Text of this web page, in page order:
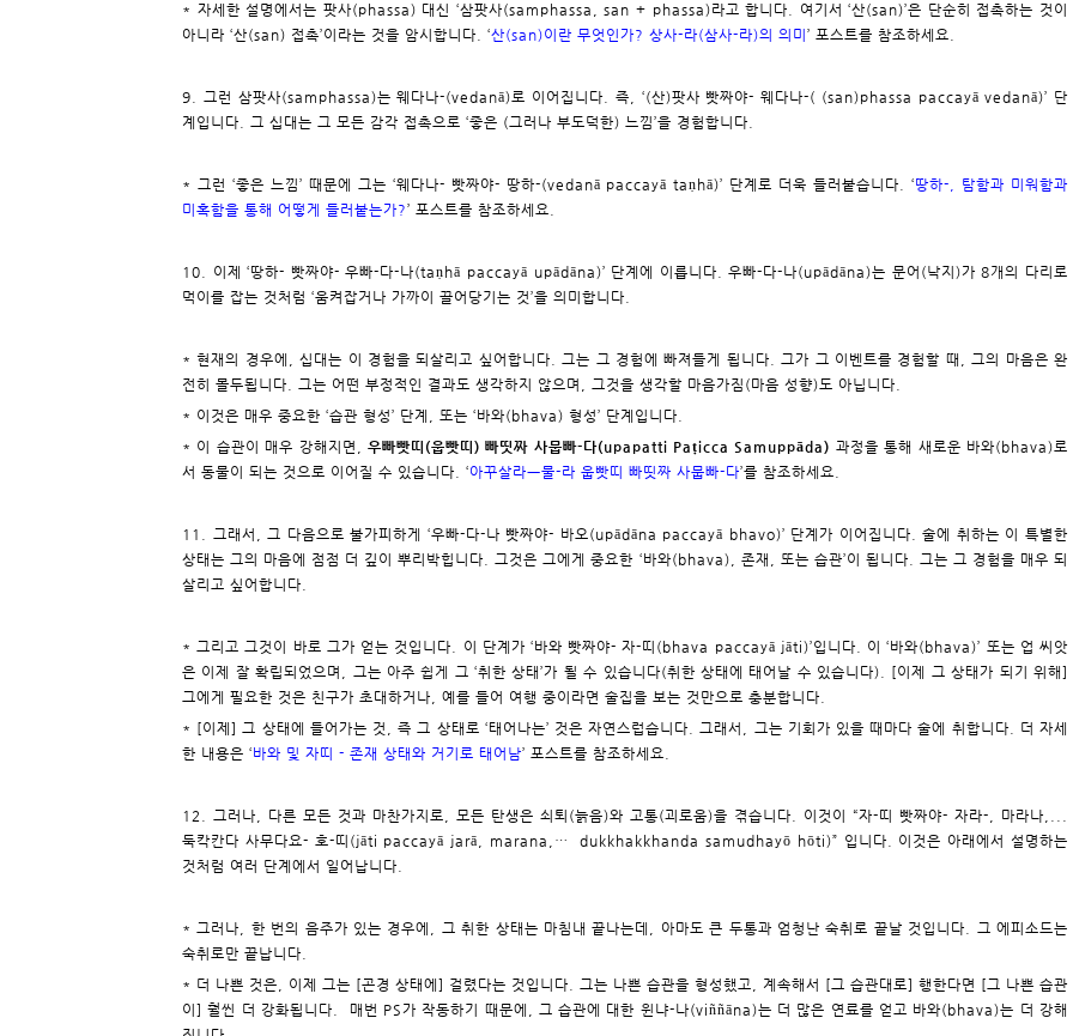
* 자세한 설명에서는 팟사(phassa) 대신 ‘삼팟사(samphassa, san + phassa)라고 합니다. 여기서 ‘산(san)’은 단순히 접촉하는 것이
아니라 ‘산(san) 접촉’이라는 것을 암시합니다. ‘산(san)이란 무엇인가? 상사-라(삼사-라)의 의미 ’ 포스트를 참조하세요.
9. 그런 삼팟사(samphassa)는 웨다나-(vedanā)로 이어집니다. 즉, ‘(산)팟사 빳짜야- 웨다나-( (san)phassa paccayā vedanā)’ 단
계입니다. 그 십대는 그 모든 감각 접촉으로 ‘좋은 (그러나 부도덕한) 느낌’을 경험합니다.
* 그런 ‘좋은 느낌’ 때문에 그는 ‘웨다나- 빳짜야- 땅하-(vedanā paccayā taṇhā)’ 단계로 더욱 들러붙습니다. ‘땅하-, 탐함과 미워함과
미혹함을 통해 어떻게 들러붙는가?’ 포스트를 참조하세요.
10. 이제 ‘땅하- 빳짜야- 우빠-다-나(taṇhā paccayā upādāna)’ 단계에 이릅니다. 우빠-다-나(upādāna)는 문어(낙지)가 8개의 다리로
먹이를 잡는 것처럼 ‘움켜잡거나 가까이 끌어당기는 것’을 의미합니다.
* 현재의 경우에, 십대는 이 경험을 되살리고 싶어합니다. 그는 그 경험에 빠져들게 됩니다. 그가 그 이벤트를 경험할 때, 그의 마음은 완
전히 몰두됩니다. 그는 어떤 부정적인 결과도 생각하지 않으며, 그것을 생각할 마음가짐(마음 성향)도 아닙니다.
* 이것은 매우 중요한 ‘습관 형성’ 단계, 또는 ‘바와(bhava) 형성’ 단계입니다.
* 이 습관이 매우 강해지면, 우빠빳띠(웁빳띠) 빠띳짜 사뭅빠-다(upapatti Paṭicca Samuppāda) 과정을 통해 새로운 바와(bhava)로
서 동물이 되는 것으로 이어질 수 있습니다. ‘아꾸살라ㅡ물-라 웁빳띠 빠띳짜 사뭅빠-다’를 참조하세요.
11. 그래서, 그 다음으로 불가피하게 ‘우빠-다-나 빳짜야- 바오(upādāna paccayā bhavo)’ 단계가 이어집니다. 술에 취하는 이 특별한
상태는 그의 마음에 점점 더 깊이 뿌리박힙니다. 그것은 그에게 중요한 ‘바와(bhava), 존재, 또는 습관’이 됩니다. 그는 그 경험을 매우 되
살리고 싶어합니다.
* 그리고 그것이 바로 그가 얻는 것입니다. 이 단계가 ‘바와 빳짜야- 자-띠(bhava paccayā jāti)’입니다. 이 ‘바와(bhava)’ 또는 업 씨앗
은 이제 잘 확립되었으며, 그는 아주 쉽게 그 ‘취한 상태’가 될 수 있습니다(취한 상태에 태어날 수 있습니다). [이제 그 상태가 되기 위해]
그에게 필요한 것은 친구가 초대하거나, 예를 들어 여행 중이라면 술집을 보는 것만으로 충분합니다.
* [이제] 그 상태에 들어가는 것, 즉 그 상태로 ‘태어나는’ 것은 자연스럽습니다. 그래서, 그는 기회가 있을 때마다 술에 취합니다. 더 자세
한 내용은 ‘바와 및 자띠 - 존재 상태와 거기로 태어남’ 포스트를 참조하세요.
12. 그러나, 다른 모든 것과 마찬가지로, 모든 탄생은 쇠퇴(늙음)와 고통(괴로움)을 겪습니다. 이것이 “자-띠 빳짜야- 자라-, 마라나,...
둑칵칸다 사무다요- 호-띠(jāti paccayā jarā, marana,… dukkhakkhanda samudhayō hōti)” 입니다. 이것은 아래에서 설명하는
것처럼 여러 단계에서 일어납니다.
* 그러나, 한 번의 음주가 있는 경우에, 그 취한 상태는 마침내 끝나는데, 아마도 큰 두통과 엄청난 숙취로 끝날 것입니다. 그 에피소드는
숙취로만 끝납니다.
* 더 나쁜 것은, 이제 그는 [곤경 상태에] 걸렸다는 것입니다. 그는 나쁜 습관을 형성했고, 계속해서 [그 습관대로] 행한다면 [그 나쁜 습관
이] 훨씬 더 강화됩니다. 매번 PS가 작동하기 때문에, 그 습관에 대한 윈냐-나(viññāna)는 더 많은 연료를 얻고 바와(bhava)는 더 강해